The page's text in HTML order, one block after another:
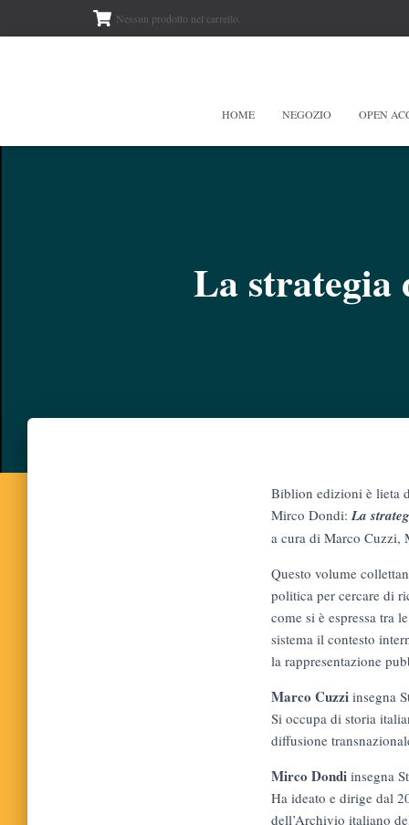
Nessun prodotto nel carrello.
HOME NEGOZIO OPEN
La strategia
Biblion edizioni è lieta
Mirco Dondi: La
a cura di Marco Cuzzi,
Questo volume
politica per cercare di
come si è espressa tra
sistema il contesto
la rappresentazione
Marco Cuzzi insegna
Si occupa di storia
diffusione
Mirco Dondi insegna
Ha ideato e dirige dal
dell’Archivio italiano